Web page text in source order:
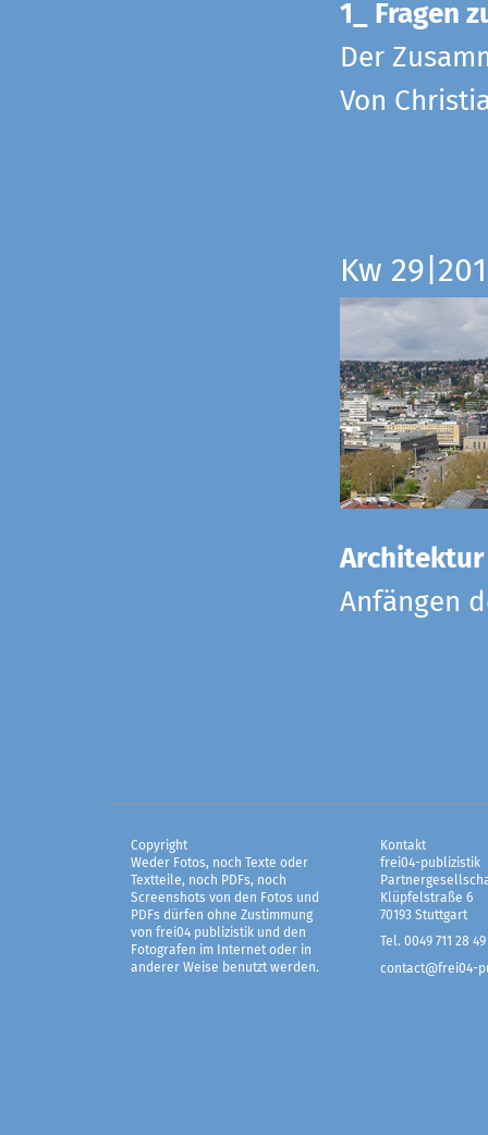
1_ Fragen
Der
Von
Kw
Anfängen
Copyright
Weder Fotos, noch Texte oder
Textteile, noch PDFs, noch
Screenshots von den Fotos und
PDFs dürfen ohne Zustimmung
von frei04 publizistik und den
Fotografen im Internet oder in
anderer Weise benutzt werden.
Kontakt
frei04-publizistik
Klüpfelstraße 6
70193 Stuttgart
Tel. 0049 711 28 49
contact@frei04-